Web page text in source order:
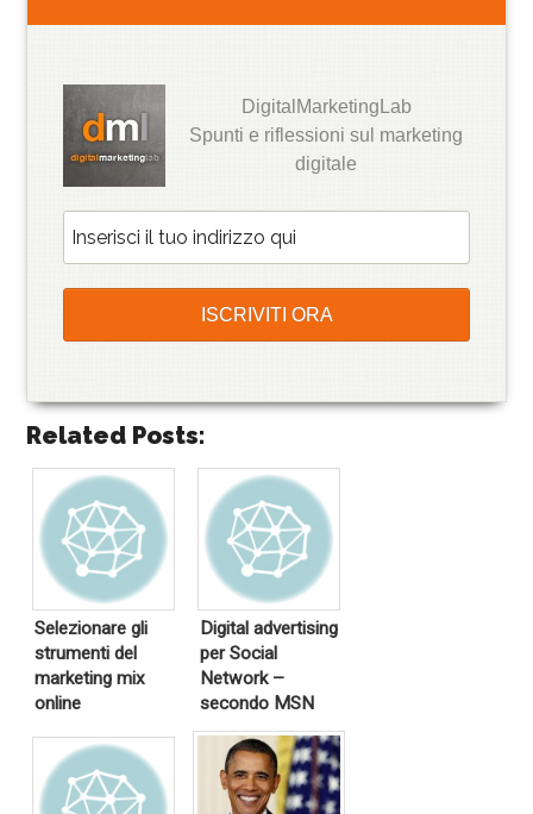
DigitalMarketingLab
Spunti e riflessioni sul marketing
digitale
Related Posts:
Selezionare gli
strumenti del
marketing mix
online
Digital advertising
per Social
Network –
secondo MSN